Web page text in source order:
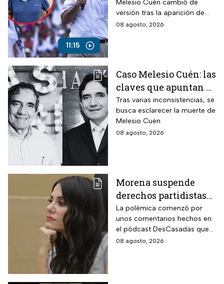
11:15
asesinato rodeado de
contradicciones
Melesio Cuén cambió de
versión tras la aparición de
nuevas pruebas. ¿Qué ocurrió
08 agosto, 2026
Caso Melesio Cuén: las
claves que apuntan a
un posible montaje en
su asesinato
Tras varias inconsistencias, se
busca esclarecer la muerte de
Melesio Cuén
08 agosto, 2026
Morena suspende
derechos partidistas
de Nayeli Salvatori y
Graciela Palomares
por insulto a adultos
mayores
La polémica comenzó por
unos comentarios hechos en
el pódcast DesCasadas que
se volvieron virales en redes
08 agosto, 2026